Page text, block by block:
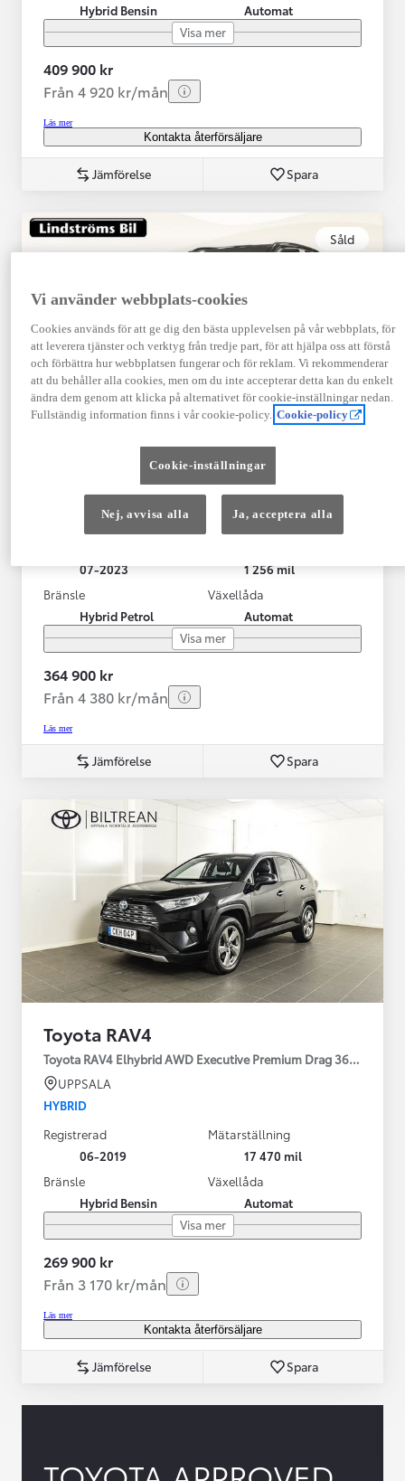
Hybrid Bensin
Automat
Visa mer
409 900 kr
Från 4 920 kr/mån
Läs mer
Kontakta återförsäljare
Jämförelse Spara
Såld
Toyota Yaris Cross
Adventure AWD-i Bi-Tone 1.5 116hk V-Hjul Drag JBL
BORÅS
07-2023
1 256 mil
Bränsle
Hybrid Petrol
Växellåda
Automat
Visa mer
364 900 kr
Från 4 380 kr/mån
Läs mer
Jämförelse Spara
Toyota RAV4
Toyota RAV4 Elhybrid AWD Executive Premium Drag 360-kamera
UPPSALA
HYBRID
Registrerad
06-2019
Mätarställning
17 470 mil
Bränsle
Hybrid Bensin
Växellåda
Automat
Visa mer
269 900 kr
Från 3 170 kr/mån
Läs mer
Kontakta återförsäljare
Jämförelse Spara
Vi använder webbplats-cookies
Cookies används för att ge dig den bästa upplevelsen på vår webbplats, för
att leverera tjänster och verktyg från tredje part, för att hjälpa oss att förstå
och förbättra hur webbplatsen fungerar och för reklam. Vi rekommenderar
att du behåller alla cookies, men om du inte accepterar detta kan du enkelt
ändra dem genom att klicka på alternativet för cookie-inställningar nedan.
Fullständig information finns i vår cookie-policy. Cookie-policy
Cookie-inställningar
Nej, avvisa alla Ja, acceptera alla